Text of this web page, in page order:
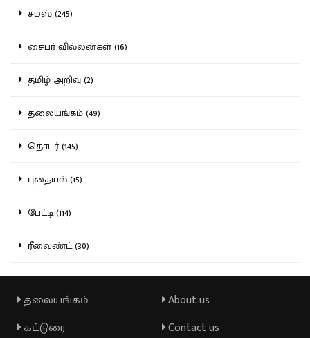
சமஸ் (245)
சைபர் வில்லன்கள் (16)
தமிழ் அறிவு (2)
தலையங்கம் (49)
தொடர் (145)
புதையல் (15)
பேட்டி (114)
ரீவைண்ட் (30)
தலையங்கம்
கட்டுரை
About us
Contact us